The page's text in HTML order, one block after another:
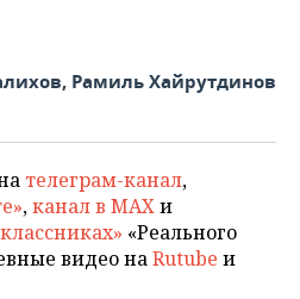
Рамиль Хайрутдинов
телеграм-канал,
,канал в MAXи
«Реального
видео наRutube и